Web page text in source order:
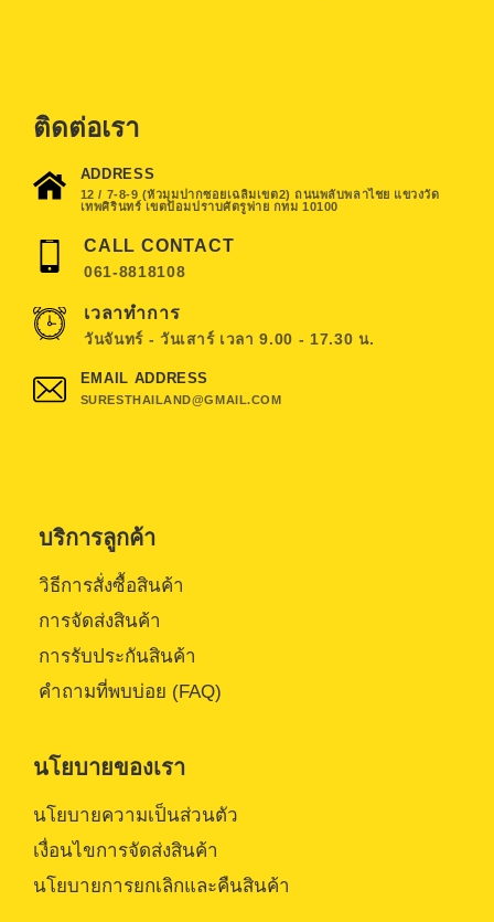
ติดต่อเรา
ADDRESS
12 / 7-8-9 (หัวมุมปากซอยเฉลิมเขต2) ถนนพลับพลาไชย แขวงวัด
เทพศิรินทร์ เขตป้อมปราบศัตรูพ่าย กทม 10100
CALL CONTACT
061-8818108
เวลาทำการ
วันจันทร์ - วันเสาร์ เวลา 9.00 - 17.30 น.
EMAIL ADDRESS
SURESTHAILAND@GMAIL.COM
บริการลูกค้า
วิธีการสั่งซื้อสินค้า
การจัดส่งสินค้า
การรับประกันสินค้า
คำถามที่พบบ่อย (FAQ)
นโยบายของเรา
นโยบายความเป็นส่วนตัว
เงื่อนไขการจัดส่งสินค้า
นโยบายการยกเลิกและคืนสินค้า